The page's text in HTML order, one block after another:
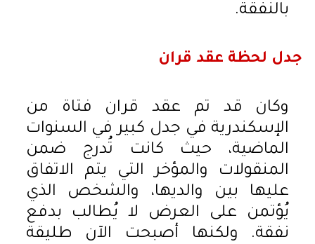
بالنفقة.
جدل لحظة عقد قران
وكان قد تم عقد قران فتاة من
الإسكندرية في جدل كبير في السنوات
الماضية، حيث كانت تُدرج ضمن
المنقولات والمؤخر التي يتم الاتفاق
عليها بين والديها، والشخص الذي
يُؤتمن على العرض لا يُطالب بدفع
نفقة. ولكنها أصبحت الآن طليقة